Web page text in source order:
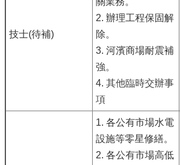
技士(待補)
2. 辦理工程保固解
除。
3. 河濱商場耐震補
強。
4. 其他臨時交辦事
項
1. 各公有市場水電
設施等零星修繕。
2. 各公有市場高低